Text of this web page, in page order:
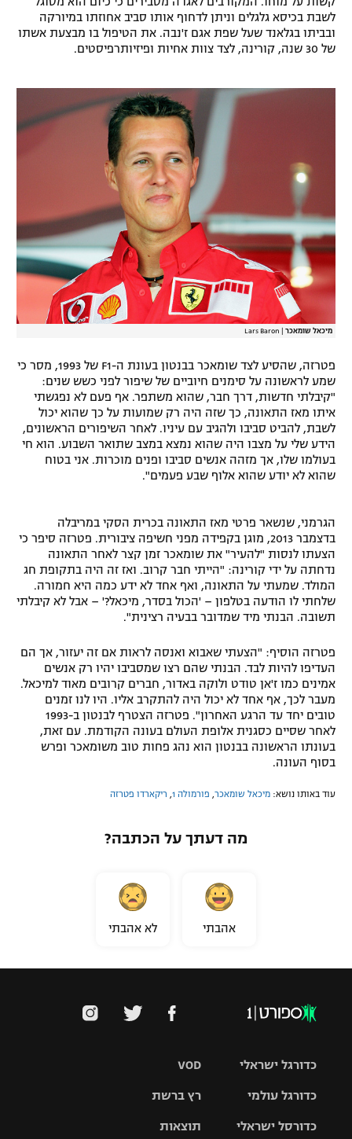
מדיניות פרטיות
רשיון להקרנה פומבית לבית עסק
הצטרפות לחבילת הערוצים
לוח דרושים – ג'ובנט
תגיות
המגזין
גיימינג E-Sports
לשבת בכיסא גלגלים וניתן לדחוף אותו סביב אחוזתו במיורקה
ובביתו בגלאנד שעל שפת אגם ז'נבה. את הטיפול בו מבצעת אשתו
של 30 שנה, קורינה, לצד צוות אחיות ופיזיותרפיסטים.
מיכאל שומאכר Lars Baron
פטרזה, שהסיע לצד שומאכר בבנטון בעונת ה-F1 של 1993, מסר כי
שמע לראשונה על סימנים חיוביים של שיפור לפני כשש שנים:
"קיבלתי חדשות, דרך חבר, שהוא משתפר. אף פעם לא נפגשתי
איתו מאז התאונה, כך שזה היה רק שמועות על כך שהוא יכול
לשבת, להביט סביבו ולהגיב עם עיניו. לאחר השיפורים הראשונים,
הידע שלי על מצבו היה שהוא נמצא במצב שתואר השבוע. הוא חי
בעולמו שלו, אך מזהה אנשים סביבו ופנים מוכרות. אני בטוח
שהוא לא יודע שהוא אלוף שבע פעמים".
הגרמני, שנשאר פרטי מאז התאונה בכרית הסקי במריבלה
בדצמבר 2013, מוגן בקפידה מפני חשיפה ציבורית. פטרזה סיפר כי
הצעתו לנסות "להעיר" את שומאכר זמן קצר לאחר התאונה
נדחתה על ידי קורינה: "הייתי חבר קרוב. ואז זה היה בתקופת חג
המולד. שמעתי על התאונה, ואף אחד לא ידע כמה היא חמורה.
שלחתי לו הודעה בטלפון – 'הכול בסדר, מיכאל?' – אבל לא קיבלתי
תשובה. הבנתי מיד שמדובר בבעיה רצינית".
פטרזה הוסיף: "הצעתי שאבוא ואנסה לראות אם זה יעזור, אך הם
העדיפו להיות לבד. הבנתי שהם רצו שמסביבו יהיו רק אנשים
אמינים כמו ז'אן טודט ולוקה באדור, חברים קרובים מאוד למיכאל.
מעבר לכך, אף אחד לא יכול היה להתקרב אליו. היו לנו זמנים
טובים יחד עד הרגע האחרון". פטרזה הצטרף לבנטון ב-1993
לאחר שסיים כסגנית אלופת העולם בעונה הקודמת. עם זאת,
בעונתו הראשונה בבנטון הוא נהג פחות טוב משומאכר ופרש
בסוף העונה.
עוד באותו נושא: מיכאל שומאכר פורמולה 1 ריקארדו פטרזה
מה דעתך על הכתבה?
אהבתי לא אהבתי
VOD
רץ ברשת
תוצאות
כדורגל ישראלי
כדורגל עולמי
כדורסל ישראלי